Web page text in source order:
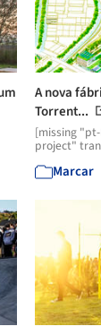
A nova
Torrent...
[missing
project"
Marcar